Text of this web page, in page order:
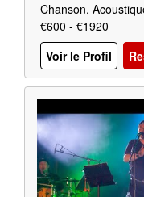
Chanson,
€600 - €1920
Voir le Profil